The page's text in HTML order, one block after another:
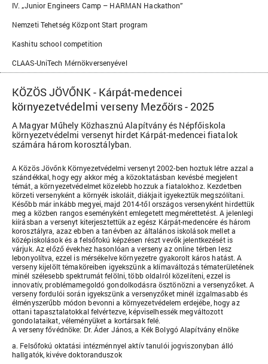
IV. „Junior Engineers Camp – HARMAN Hackathon”
Nemzeti Tehetség Központ Start program
Kashitu school competition
CLAAS-UniTech Mérnökversenyével
KÖZÖS JÖVŐNK - Kárpát-medencei
környezetvédelmi verseny Mezőörs - 2025
A Magyar Műhely Közhasznú Alapítvány és Népfőiskola
környezetvédelmi versenyt hirdet Kárpát-medencei fiatalok
számára három korosztályban.
A Közös Jövőnk Környezetvédelmi versenyt 2002-ben hoztuk létre azzal a
szándékkal, hogy egy akkor még a közoktatásban kevésbé megjelent
témát, a környezetvédelmet közelebb hozzuk a fiatalokhoz. Kezdetben
körzeti versenyként a környék iskoláit, diákjait igyekeztük megszólítani.
Később már inkább megyei, majd 2014-től országos versenyként hirdettük
meg a közben rangos eseményként emlegetett megmérettetést. A jelenlegi
kiírásban a versenyt kiterjesztettük az egész Kárpát-medencére és három
korosztályra, azaz ebben a tanévben az általános iskolások mellet a
középiskolások és a felsőfokú képzésen részt vevők jelentkezését is
várjuk. Az előző évekhez hasonlóan a verseny az online térben lesz
lebonyolítva, ezzel is mérsékelve környezetre gyakorolt káros hatást. A
verseny kijelölt témaköreiben igyekszünk a klímaváltozás tématerületének
minél szélesebb spektrumát felölni, több oldalról közelíteni, ezzel is
innovatív, problémamegoldó gondolkodásra ösztönözni a versenyzőket. A
verseny fordulói során igyekszünk a versenyzőket minél izgalmasabb és
élményszerűbb módon bevonni a környezetvédelem erdejébe, hogy az
ottani tapasztalatokkal felvértezve, képviselhessék megváltozott
gondolataikat, véleményüket a kortársak felé.
A verseny fővédnöke: Dr. Áder János, a Kék Bolygó Alapítvány elnöke
a. Felsőfokú oktatási intézménnyel aktív tanulói jogviszonyban álló
hallgatók, kivéve doktoranduszok